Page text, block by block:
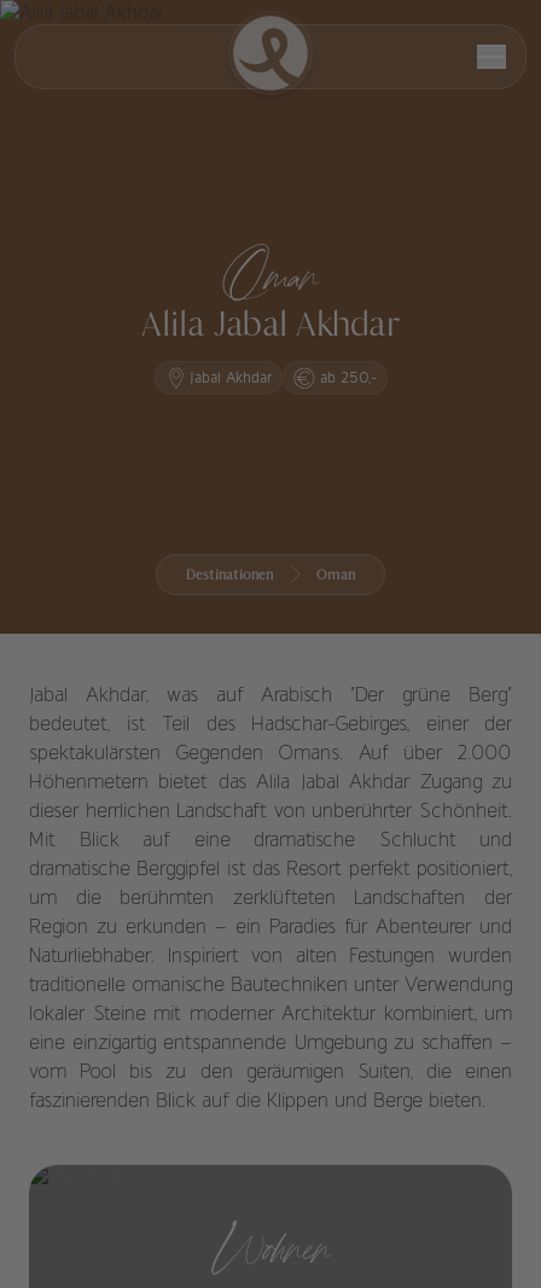
Oman
Alila Jabal Akhdar
Jabal Akhdar ab 250,-
Destinationen Oman
Jabal Akhdar, was auf Arabisch "Der grüne Berg"
bedeutet, ist Teil des Hadschar-Gebirges, einer der
spektakulärsten Gegenden Omans. Auf über 2.000
Höhenmetern bietet das Alila Jabal Akhdar Zugang zu
dieser herrlichen Landschaft von unberührter Schönheit.
Mit Blick auf eine dramatische Schlucht und
dramatische Berggipfel ist das Resort perfekt positioniert,
um die berühmten zerklüfteten Landschaften der
Region zu erkunden – ein Paradies für Abenteurer und
Naturliebhaber. Inspiriert von alten Festungen wurden
traditionelle omanische Bautechniken unter Verwendung
lokaler Steine mit moderner Architektur kombiniert, um
eine einzigartig entspannende Umgebung zu schaffen –
vom Pool bis zu den geräumigen Suiten, die einen
faszinierenden Blick auf die Klippen und Berge bieten.
Wohnen